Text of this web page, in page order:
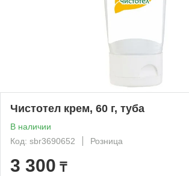
Чистотел крем, 60 г, туба
В наличии
Код: sbr3690652
Розница
3 300 ₸